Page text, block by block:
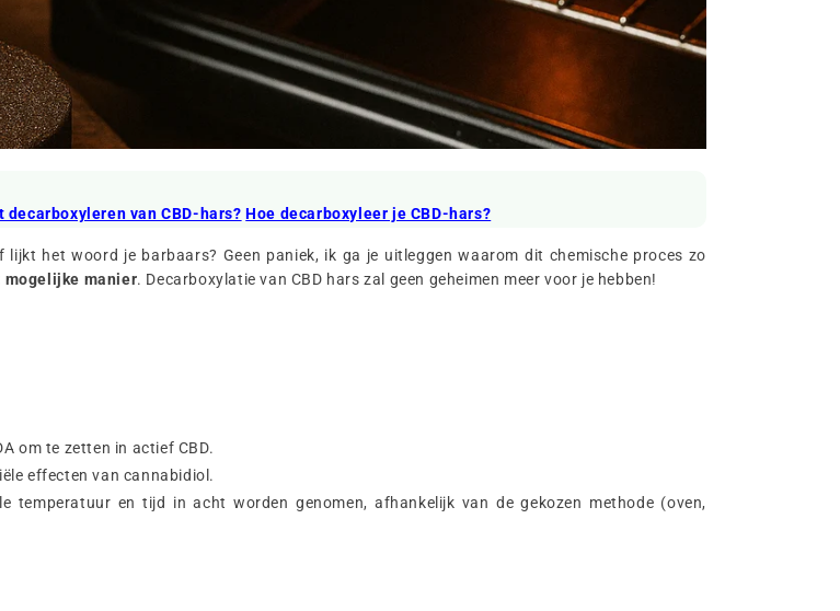
van CBD-hars? Hoe decarboxyleer je CBD-hars?
het woord je barbaars? Geen paniek, ik ga je uitleggen waarom dit chemische proces zo
mogelijke manier. Decarboxylatie van CBD hars zal geen geheimen meer voor je hebben!
om te zetten in actief CBD.
effecten van cannabidiol.
temperatuur en tijd in acht worden genomen, afhankelijk van de gekozen methode (oven,